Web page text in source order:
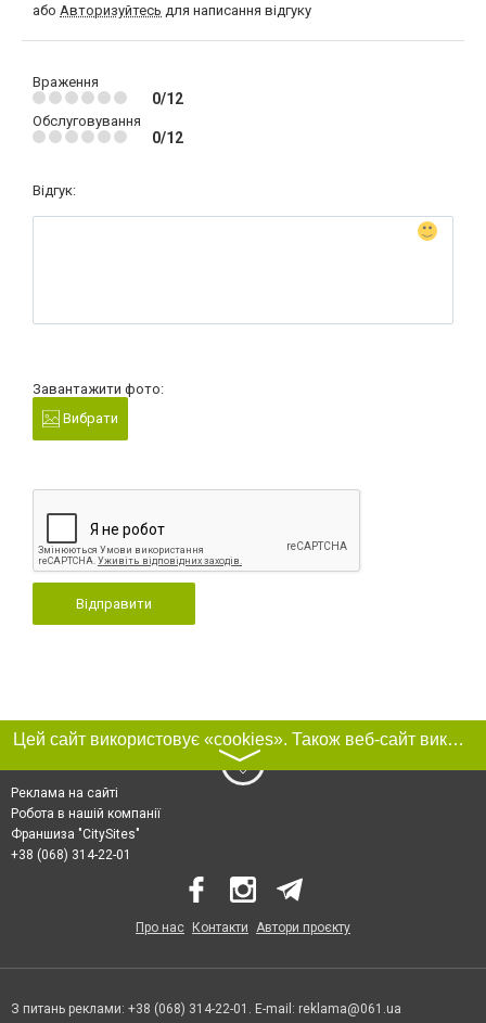
або Авторизуйтесь для написання відгуку
Враження
0/12
Обслуговування
0/12
Відгук:
Завантажити фото:
Вибрати
Відправити
Цей сайт використовує «cookies». Також веб-сайт використовує інтернет-сервіс для збору технічних даних стосовно відвідувачів з метою отримання маркетингової та статистичної інформації. Умови обробки даних відвідувачів сайту див.
〉
Реклама на сайті
Робота в нашій компанії
Франшиза "CitySites"
+38 (068) 314-22-01
Про нас Контакти Автори проєкту
З питань реклами: +38 (068) 314-22-01. E-mail: reklama@061.ua